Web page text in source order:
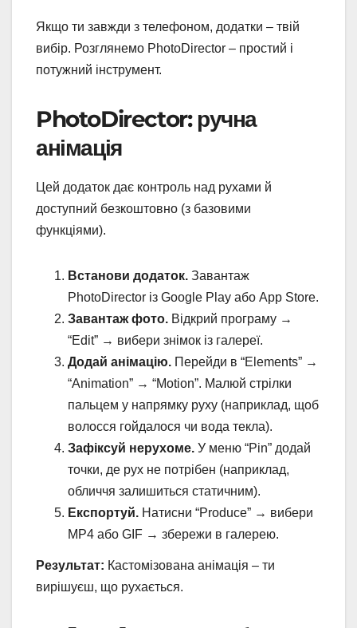
Якщо ти завжди з телефоном, додатки – твій
вибір. Розглянемо PhotoDirector – простий і
потужний інструмент.
PhotoDirector: ручна
анімація
Цей додаток дає контроль над рухами й
доступний безкоштовно (з базовими
функціями).
Встанови додаток. Завантаж
PhotoDirector із Google Play або App Store.
Завантаж фото. Відкрий програму →
“Edit” → вибери знімок із галереї.
Додай анімацію. Перейди в “Elements” →
“Animation” → “Motion”. Малюй стрілки
пальцем у напрямку руху (наприклад, щоб
волосся гойдалося чи вода текла).
Зафіксуй нерухоме. У меню “Pin” додай
точки, де рух не потрібен (наприклад,
обличчя залишиться статичним).
Експортуй. Натисни “Produce” → вибери
MP4 або GIF → збережи в галерею.
Результат: Кастомізована анімація – ти
вирішуєш, що рухається.